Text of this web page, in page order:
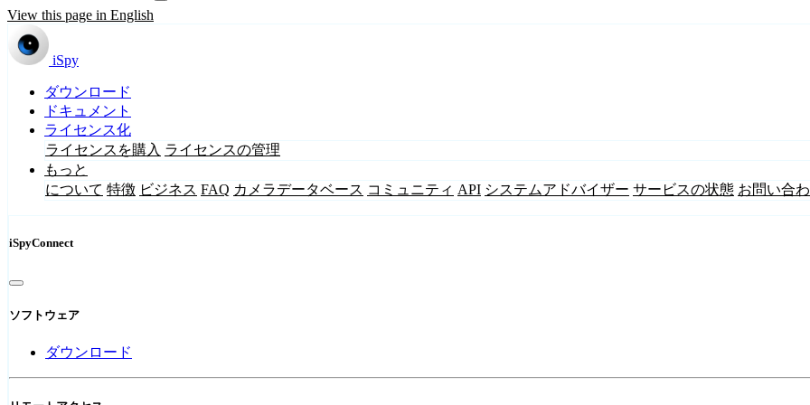
View this page in English
iSpy
ダウンロード
ドキュメント
ライセンス化
ライセンスを購入 ライセンスの管理
もっと
について 特徴 ビジネス FAQ カメラデータベース コミュニティ API システムアドバイザー サービスの状態 お問い合
iSpyConnect
ソフトウェア
ダウンロード